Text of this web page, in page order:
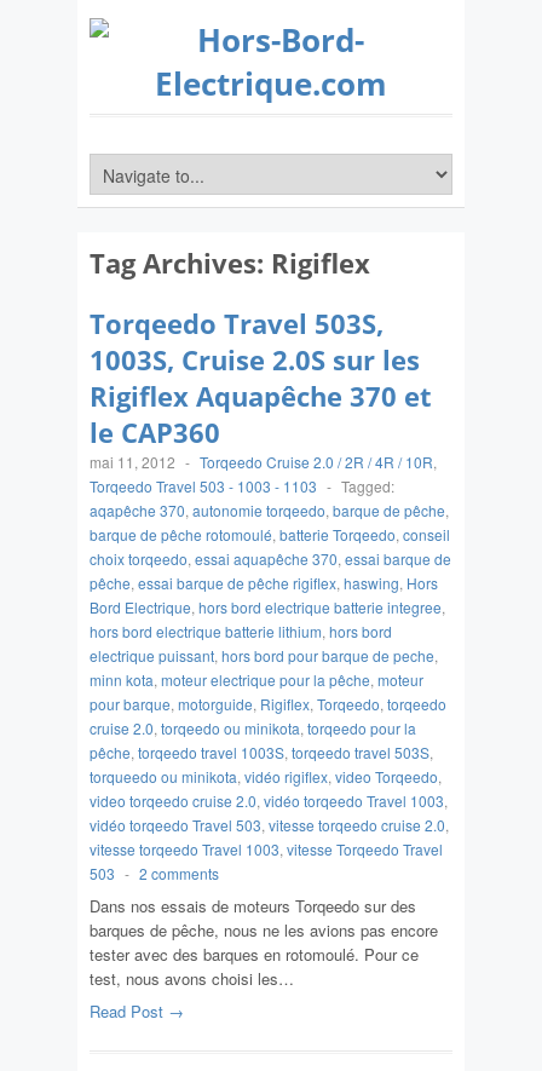
Tag Archives: Rigiflex
Torqeedo Travel 503S,
1003S, Cruise 2.0S sur les
Rigiflex Aquapêche 370 et
le CAP360
mai 11, 2012 - Torqeedo Cruise 2.0 / 2R / 4R / 10R,
Torqeedo Travel 503 - 1003 - 1103 - Tagged:
aqapêche 370, autonomie torqeedo, barque de pêche,
barque de pêche rotomoulé, batterie Torqeedo, conseil
choix torqeedo, essai aquapêche 370, essai barque de
pêche, essai barque de pêche rigiflex, haswing, Hors
Bord Electrique, hors bord electrique batterie integree,
hors bord electrique batterie lithium, hors bord
electrique puissant, hors bord pour barque de peche,
minn kota, moteur electrique pour la pêche, moteur
pour barque, motorguide, Rigiflex, Torqeedo, torqeedo
cruise 2.0, torqeedo ou minikota, torqeedo pour la
pêche, torqeedo travel 1003S, torqeedo travel 503S,
torqueedo ou minikota, vidéo rigiflex, video Torqeedo,
video torqeedo cruise 2.0, vidéo torqeedo Travel 1003,
vidéo torqeedo Travel 503, vitesse torqeedo cruise 2.0,
vitesse torqeedo Travel 1003, vitesse Torqeedo Travel
503 - 2 comments
Dans nos essais de moteurs Torqeedo sur des
barques de pêche, nous ne les avions pas encore
tester avec des barques en rotomoulé. Pour ce
test, nous avons choisi les…
Read Post →